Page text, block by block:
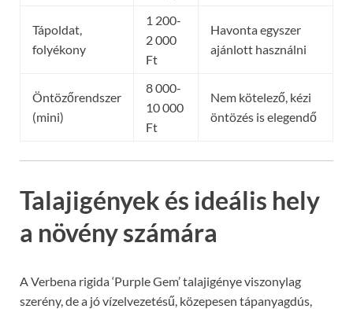
Tápoldat,
folyékony
1 200-
2 000
Ft
Havonta egyszer
ajánlott használni
Öntözőrendszer
(mini)
8 000-
10 000
Ft
Nem kötelező, kézi
öntözés is elegendő
Talajigények és ideális hely
a növény számára
A Verbena rigida ‘Purple Gem’ talajigénye viszonylag
szerény, de a jó vízelvezetésű, közepesen tápanyagdús,